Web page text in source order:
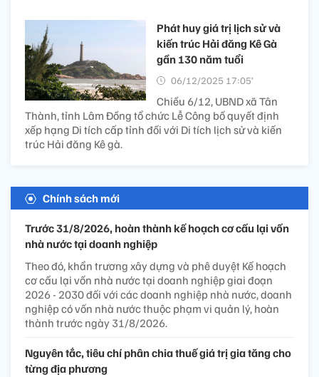
Phát huy giá trị lịch sử và
kiến trúc Hải đăng Kê Gà
gần 130 năm tuổi
06/12/2025 17:05’
Chiều 6/12, UBND xã Tân
Thành, tỉnh Lâm Đồng tổ chức Lễ Công bố quyết định
xếp hạng Di tích cấp tỉnh đối với Di tích lịch sử và kiến
trúc Hải đăng Kê gà.
Chính sách mới
Trước 31/8/2026, hoàn thành kế hoạch cơ cấu lại vốn
nhà nước tại doanh nghiệp
Theo đó, khẩn trương xây dựng và phê duyệt Kế hoạch
cơ cấu lại vốn nhà nước tại doanh nghiệp giai đoạn
2026 - 2030 đối với các doanh nghiệp nhà nước, doanh
nghiệp có vốn nhà nước thuộc phạm vi quản lý, hoàn
thành trước ngày 31/8/2026.
Nguyên tắc, tiêu chí phân chia thuế giá trị gia tăng cho
từng địa phương